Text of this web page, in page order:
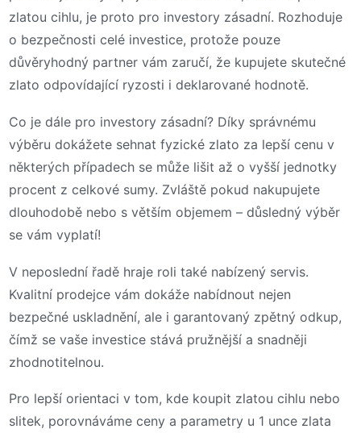
zlatou cihlu, je proto pro investory zásadní. Rozhoduje
o bezpečnosti celé investice, protože pouze
důvěryhodný partner vám zaručí, že kupujete skutečné
zlato odpovídající ryzosti i deklarované hodnotě.
Co je dále pro investory zásadní? Díky správnému
výběru dokážete sehnat fyzické zlato za lepší cenu v
některých případech se může lišit až o vyšší jednotky
procent z celkové sumy. Zvláště pokud nakupujete
dlouhodobě nebo s větším objemem – důsledný výběr
se vám vyplatí!
V neposlední řadě hraje roli také nabízený servis.
Kvalitní prodejce vám dokáže nabídnout nejen
bezpečné uskladnění, ale i garantovaný zpětný odkup,
čímž se vaše investice stává pružnější a snadněji
zhodnotitelnou.
Pro lepší orientaci v tom, kde koupit zlatou cihlu nebo
slitek, porovnáváme ceny a parametry u 1 unce zlata